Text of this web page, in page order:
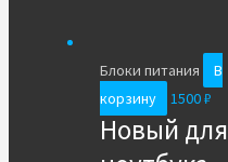
Блоки питания
В
корзину
1500₽
Новый для